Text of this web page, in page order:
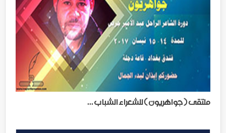
ملتقى ( جواهريون ) للشعراء الشباب ...